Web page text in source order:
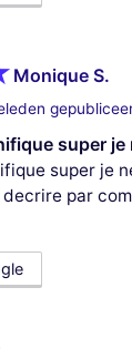
Monique S.
super je
super je
par